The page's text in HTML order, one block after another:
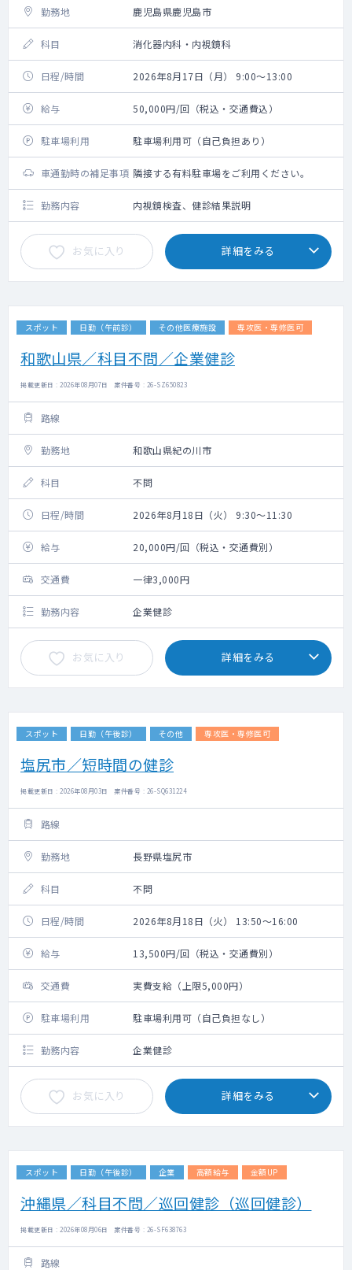
勤務地 鹿児島県鹿児島市
科目 消化器内科・内視鏡科
日程/時間 2026年8月17日（月） 9:00～13:00
給与 50,000円/回（税込・交通費込）
駐車場利用 駐車場利用可（自己負担あり）
車通勤時の補足事項 隣接する有料駐車場をご利用ください。
勤務内容 内視鏡検査、健診結果説明
お気に入り 詳細をみる
スポット 日勤（午前診） その他医療施設 専攻医・専修医可
和歌山県／科目不問／企業健診
掲載更新日 : 2026年08月07日 案件番号 : 26-SZ650823
路線
勤務地 和歌山県紀の川市
科目 不問
日程/時間 2026年8月18日（火） 9:30～11:30
給与 20,000円/回（税込・交通費別）
交通費 一律3,000円
勤務内容 企業健診
お気に入り 詳細をみる
スポット 日勤（午後診） その他 専攻医・専修医可
塩尻市／短時間の健診
掲載更新日 : 2026年08月03日 案件番号 : 26-SQ631224
路線
勤務地 長野県塩尻市
科目 不問
日程/時間 2026年8月18日（火） 13:50～16:00
給与 13,500円/回（税込・交通費別）
交通費 実費支給（上限5,000円）
駐車場利用 駐車場利用可（自己負担なし）
勤務内容 企業健診
お気に入り 詳細をみる
スポット 日勤（午後診） 企業 高額給与 金額UP
沖縄県／科目不問／巡回健診（巡回健診）
掲載更新日 : 2026年08月06日 案件番号 : 26-SF638763
路線